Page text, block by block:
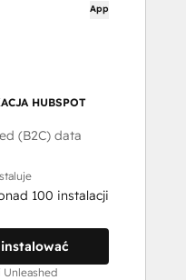
App
HUBSPOT
(B2C) data
100 instalacji
Unleashed